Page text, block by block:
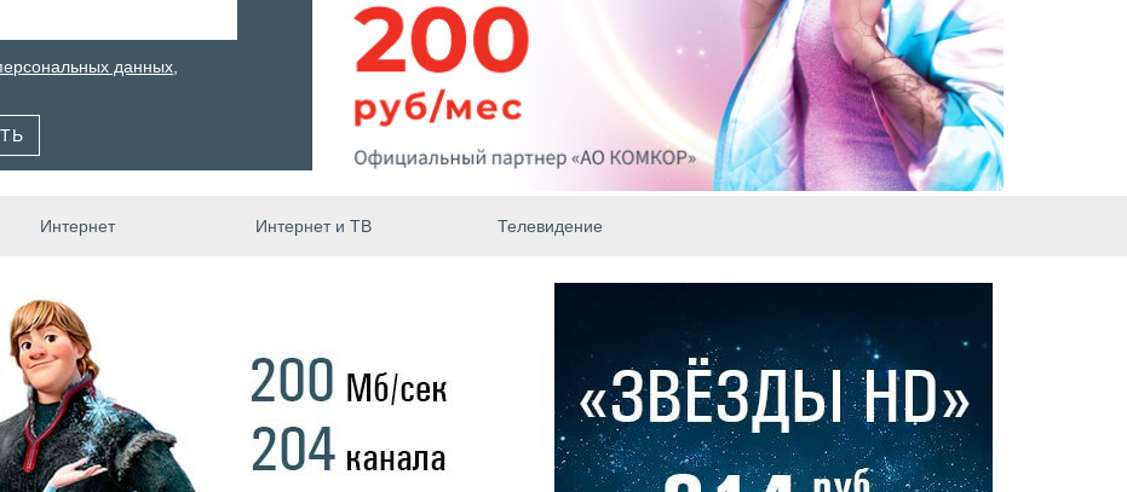
данных
Интернет Интернет и ТВ Телевидение